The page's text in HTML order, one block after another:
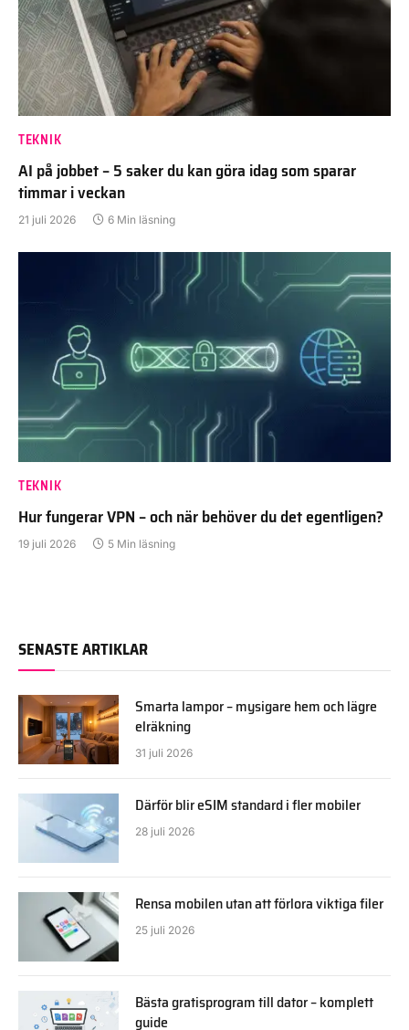
TEKNIK
AI på jobbet – 5 saker du kan göra idag som sparar
timmar i veckan
21 juli 2026 6 Min läsning
TEKNIK
Hur fungerar VPN – och när behöver du det egentligen?
19 juli 2026 5 Min läsning
SENASTE ARTIKLAR
Smarta lampor – mysigare hem och lägre
elräkning
31 juli 2026
Därför blir eSIM standard i fler mobiler
28 juli 2026
Rensa mobilen utan att förlora viktiga filer
25 juli 2026
Bästa gratisprogram till dator – komplett
guide